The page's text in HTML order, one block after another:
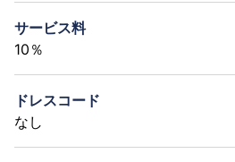
サービス料
10％
ドレスコード
なし